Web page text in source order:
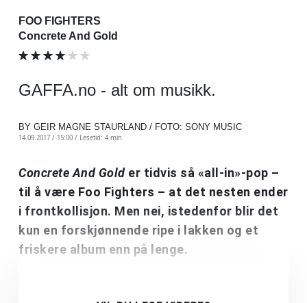
FOO FIGHTERS
Concrete And Gold
GAFFA.no - alt om musikk.
BY GEIR MAGNE STAURLAND / FOTO: SONY MUSIC
14.09.2017 / 15:00 / Lesetid: 4 min
Concrete And Golder tidvis så «all-in»-pop –
til å være Foo Fighters – at det nesten ender
i frontkollisjon. Men nei, istedenfor blir det
kun en forskjønnende ripe i lakken og et
friskere album enn på lenge.